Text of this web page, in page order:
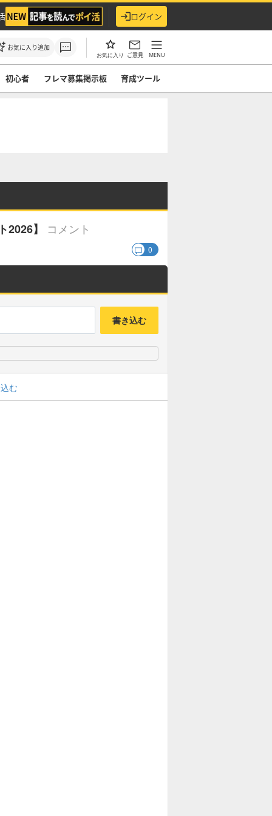
ログイン
お気に入り追加
お気に入り ご意見 MENU
初心者 フレマ募集掲示板 育成ツール
】 コメント
0
書き込む
む